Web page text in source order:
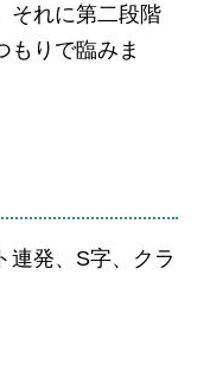
それに第二段階
もりで臨みま
連発、S字、クラ